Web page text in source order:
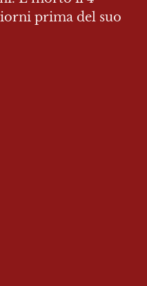
prima del suo